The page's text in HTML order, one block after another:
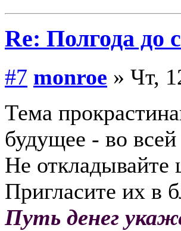
Re: Полгода до
#7 monroe » Чт,
Тема
будущее - во всей
Не
Пригласите их в
Путь денег